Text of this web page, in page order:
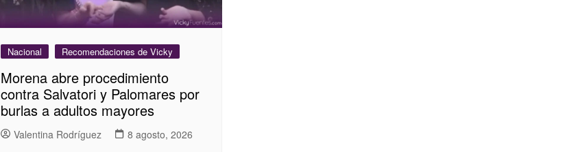
Nacional Recomendaciones de Vicky
Morena abre procedimiento
contra Salvatori y Palomares por
burlas a adultos mayores
Valentina Rodríguez 8 agosto, 2026